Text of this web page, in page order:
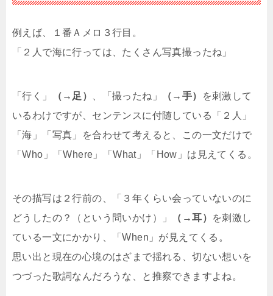
例えば、１番Ａメロ３行目。
「２人で海に行っては、たくさん写真撮ったね」
「行く」 （→足） 、「撮ったね」 （→手）
を刺激して
いるわけですが、センテンスに付随している「２人」
「海」「写真」を合わせて考えると、この一文だけで
「Who」「Where」「What」「How」は見えてくる。
その描写は２行前の、「３年くらい会っていないのに
どうしたの？（という問いかけ）」
（→耳）
を刺激し
ている一文にかかり、「When」が見えてくる。
思い出と現在の心境のはざまで揺れる、切ない想いを
つづった歌詞なんだろうな、と推察できますよね。